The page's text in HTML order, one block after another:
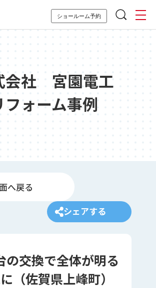
ショールーム予約
会社 宮園電工
フォーム事例
へ戻る
シェアする
の交換で全体が明る
（佐賀県上峰町）